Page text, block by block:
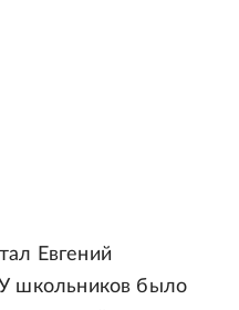
Евгений
школьников было